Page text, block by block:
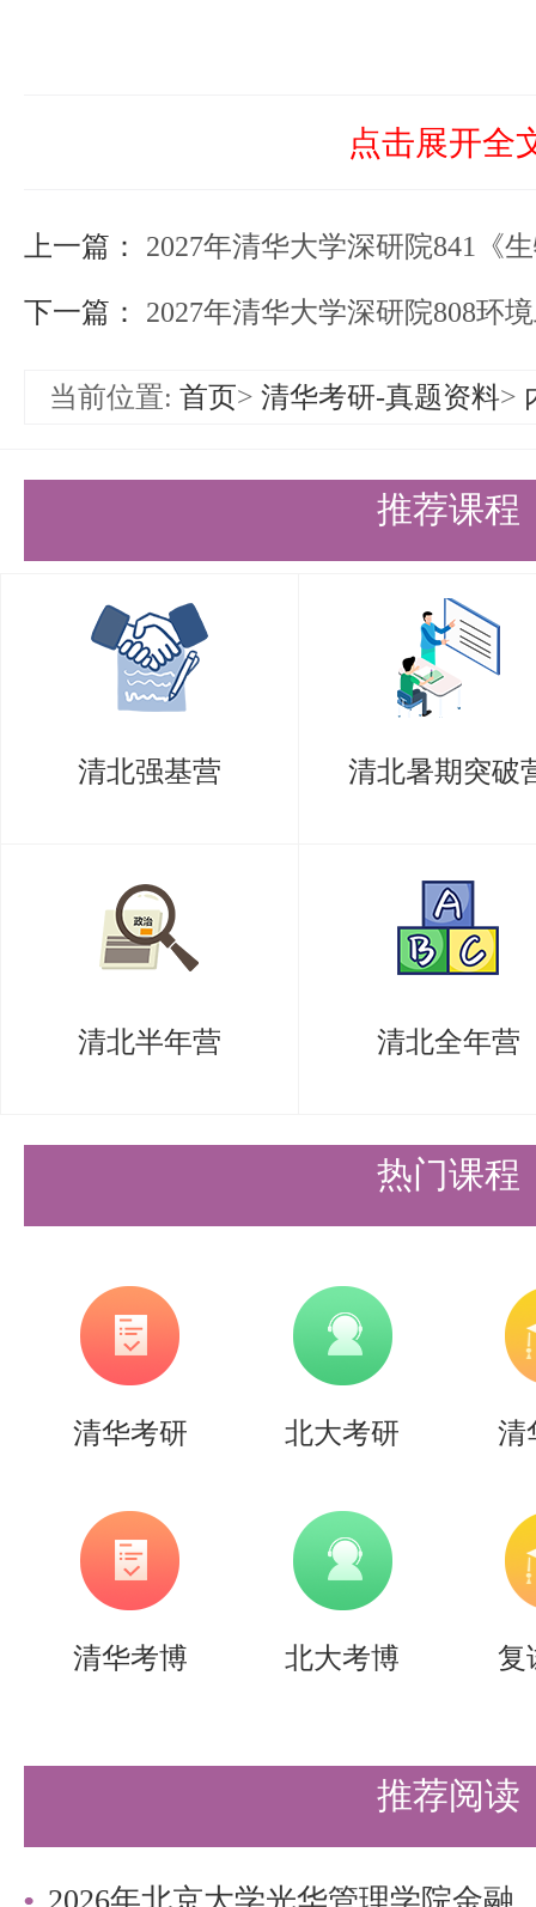
点击展开全
上一篇： 2027年清华大学深研院841《生物
下一篇： 2027年清华大学深研院808环
当前位置: 首页> 清华考研-真题资料>
推荐课程
清北强基营 清北暑期突破
清北半年营 清北全年营
热门课程
清华考研 北大考研 清
清华考博 北大考博 复
推荐阅读